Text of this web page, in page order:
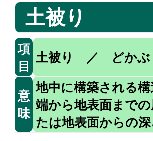
土被り
項
目
土被り ／ どかぶ
意
味
地中に構築される
端から地表面まで
たは地表面からの深